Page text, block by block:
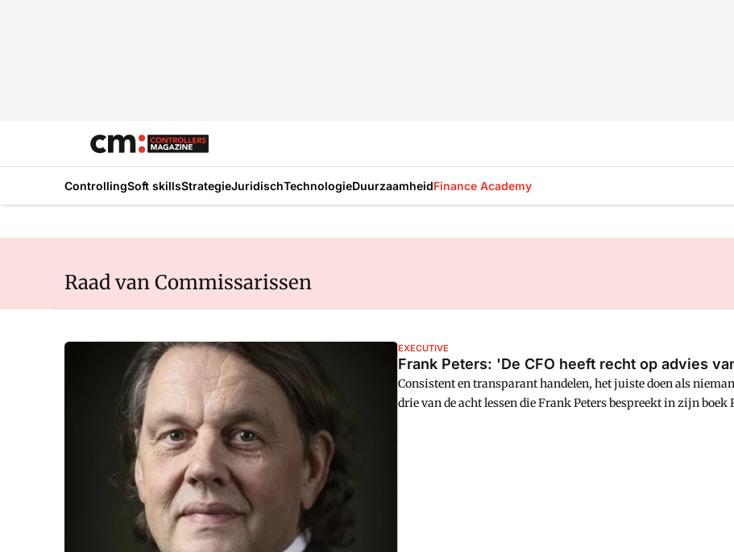
ControllingSoft skillsStrategieJuridischTechnologieDuurzaamheidFinance Academy
Raad van Commissarissen
EXECUTIVE
Frank Peters: 'De CFO heeft recht op advies
Consistent en transparant handelen, het juiste doen als
drie van de acht lessen die Frank Peters bespreekt in zijn